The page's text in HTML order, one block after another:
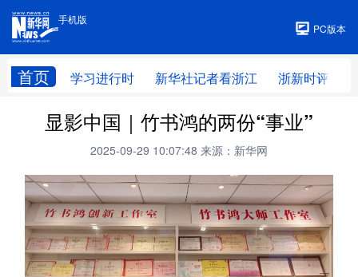
手机版
PC版本
首页 学习进行时 新华社记者看浙江 浙新时评
手机版
显影中国｜竹书鸿的两份“事业”
2025-09-29 10:07:48 来源：新华网